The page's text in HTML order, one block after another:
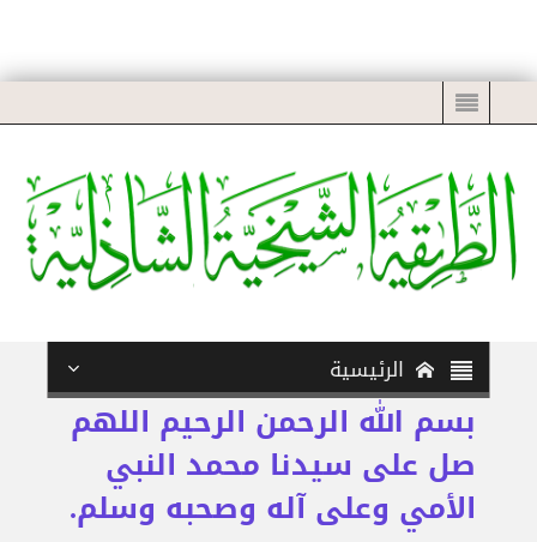
الرئيسية
بسم الله الرحمن الرحيم اللهم
صل على سيدنا محمد النبي
الأمي وعلى آله وصحبه وسلم.